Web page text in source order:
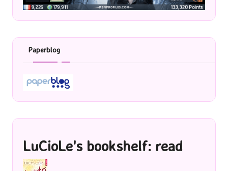
Paperblog
LuCioLe's bookshelf: read